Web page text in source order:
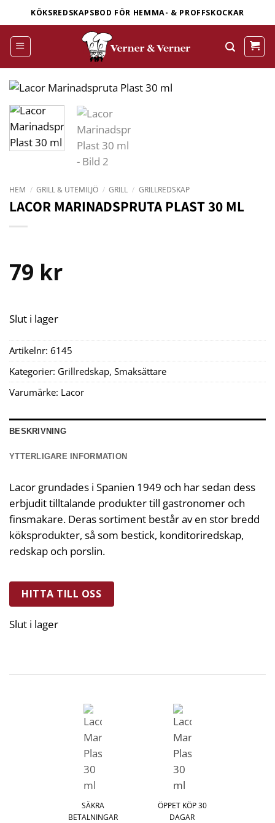
to
content
KÖKSREDSKAPSBOD FÖR HEMMA- & PROFFSKOCKAR
HEM / GRILL & UTEMILJÖ / GRILL / GRILLREDSKAP
LACOR MARINADSPRUTA PLAST 30 ML
79 kr
Slut i lager
Artikelnr: 6145
Kategorier: Grillredskap, Smaksättare
Varumärke: Lacor
BESKRIVNING
YTTERLIGARE INFORMATION
Lacor grundades i Spanien 1949 och har sedan dess
erbjudit tilltalande produkter till gastronomer och
finsmakare. Deras sortiment består av en stor bredd
köksprodukter, så som bestick, konditoriredskap,
redskap och porslin.
HITTA TILL OSS
Slut i lager
SÄKRA
BETALNINGAR
ÖPPET KÖP 30
DAGAR